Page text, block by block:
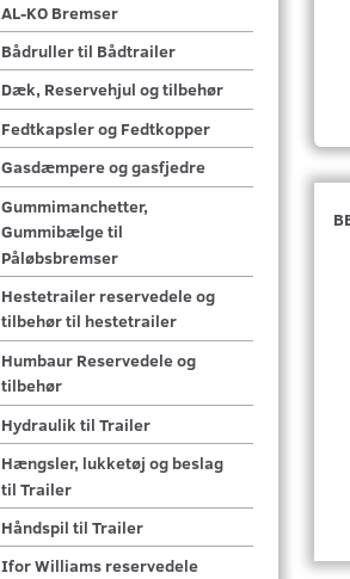
AL-KO Bremser
Bådruller til Bådtrailer
Dæk, Reservehjul og tilbehør
Fedtkapsler og Fedtkopper
Gasdæmpere og gasfjedre
Gummimanchetter,
Gummibælge til
Påløbsbremser
Hestetrailer reservedele og
tilbehør til hestetrailer
Humbaur Reservedele og
tilbehør
Hydraulik til Trailer
Hængsler, lukketøj og beslag
til Trailer
Håndspil til Trailer
Ifor Williams reservedele